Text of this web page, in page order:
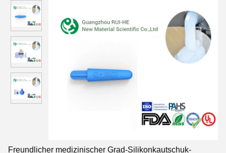
Freundlicher medizinischer Grad-Silikonkautschuk-